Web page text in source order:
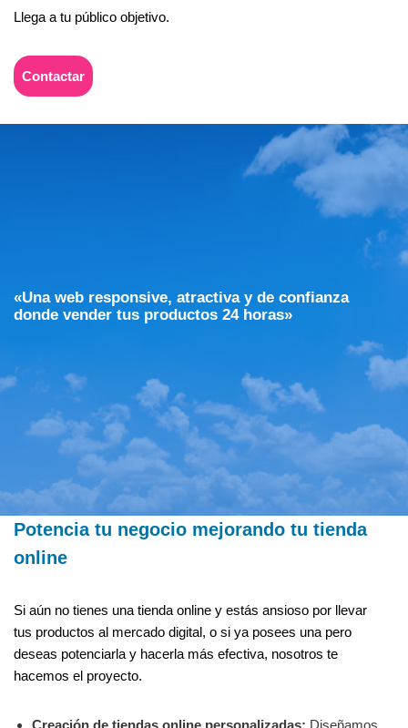
Llega a tu público objetivo.
Contactar
«Una web responsive, atractiva y de confianza
donde vender tus productos 24 horas»
Potencia tu negocio mejorando tu tienda
online
Si aún no tienes una tienda online y estás ansioso por llevar
tus productos al mercado digital, o si ya posees una pero
deseas potenciarla y hacerla más efectiva, nosotros te
hacemos el proyecto.
Creación de tiendas online personalizadas: Diseñamos